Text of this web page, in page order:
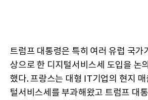
트럼프 대통령은 특히 여러 유럽 국가
상으로 한 디지털서비스세 도입을 논
했다. 프랑스는 대형 IT기업의 현지 매
털서비스세를 부과해왔고 트럼프 대